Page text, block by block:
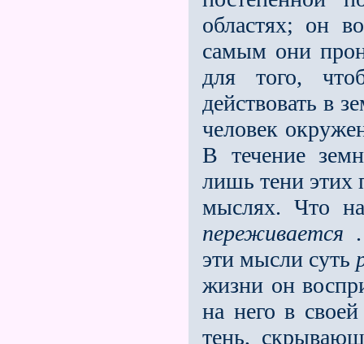
областях; он
самым они
для того,
действовать в
человек
В течение
лишь тени этих
мыслях. Что
переживается
эти мысли суть
жизни он
на него в
тень,